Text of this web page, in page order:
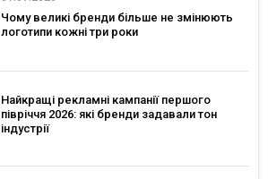
Чому великі бренди більше не змінюють
логотипи кожні три роки
Найкращі рекламні кампанії першого
півріччя 2026: які бренди задавали тон
індустрії